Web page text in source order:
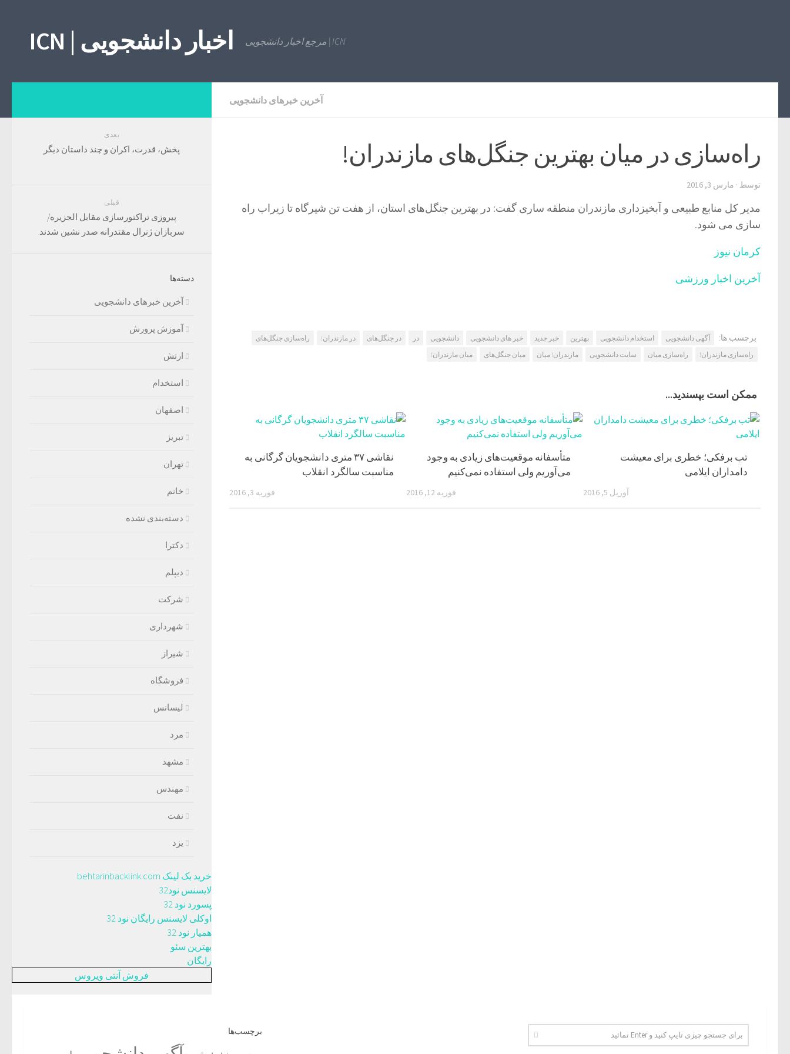
اخبار دانشجویی | ICN ICN | مرجع اخبار دانشجویی
آخرین خبرهای دانشجویی
راه‌سازی در میان بهترین جنگل‌های مازندران!
توسط · مارس 3, 2016
مدیر کل منابع طبیعی و آبخیزداری مازندران منطقه ساری گفت: در بهترین جنگل‌های استان، از هفت تن شیرگاه تا زیراب راه
سازی می شود.
کرمان نیوز
آخرین اخبار ورزشی
برچسب ها: آگهی دانشجویی استخدام دانشجویی بهترین خبر جدید خبر های دانشجویی دانشجویی در در جنگل‌های در مازندران!
راه‌سازی جنگل‌های
راه‌سازی مازندران!
راه‌سازی میان سایت دانشجویی مازندران! میان میان جنگل‌های میان مازندران!
ممکن است بپسندید...
نقاشی ۳۷ متری دانشجویان گرگانی به
مناسبت سالگرد انقلاب
فوریه 3, 2016
متأسفانه موقعیت‌های زیادی به وجود
می‌آوریم ولی استفاده نمی‌کنیم
فوریه 12, 2016
تب برفکی؛ خطری برای معیشت
دامداران ایلامی
آوریل 5, 2016
بعدی
پخش، قدرت، اکران و چند داستان دیگر
قبلی
پیروزی تراکتورسازی مقابل الجزیره/
سربازان ژنرال مقتدرانه صدر نشین شدند
دسته‌ها
آخرین خبرهای دانشجویی
آموزش پرورش
ارتش
استخدام
اصفهان
تبریز
تهران
خانم
دسته‌بندی نشده
دکترا
دیپلم
شرکت
شهرداری
شیراز
فروشگاه
لیسانس
مرد
مشهد
مهندس
نفت
یزد
خرید بک لینک behtarinbacklink.com
لایسنس نود32
پسورد نود 32
اوکلی لایسنس رایگان نود 32
همیار نود 32
بهترین سئو
رایگان
فروش آنتی ویروس
برچسب‌ها